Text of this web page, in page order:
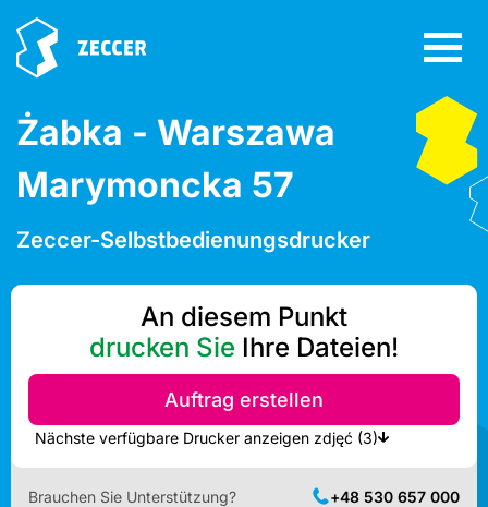
Żabka - Warszawa
Marymoncka 57
Zeccer-Selbstbedienungsdrucker
An diesem Punkt
drucken Sie Ihre Dateien!
Auftrag erstellen
Nächste verfügbare Drucker anzeigen zdjęć (3)
Brauchen Sie Unterstützung? +48 530 657 000